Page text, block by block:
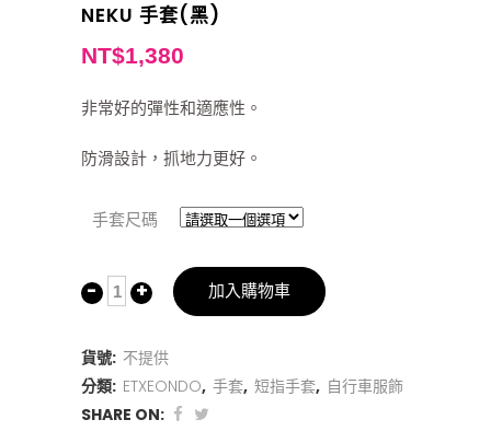
NEKU 手套(黑)
NT$1,380
非常好的彈性和適應性。
防滑設計，抓地力更好。
手套尺碼
加入購物車
貨號: 不提供
分類: ETXEONDO, 手套, 短指手套, 自行車服飾
SHARE ON: